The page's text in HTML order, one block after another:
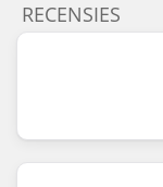
RECENSIES